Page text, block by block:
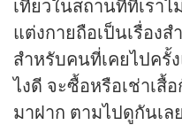
เที่ยวในสถานที่ที่เรา
แต่งกายถือเป็นเรื่อง
สำหรับคนที่เคยไปครั้
ไงดี จะซื้อหรือเช่าเ
มาฝาก ตามไปดูกันเลย